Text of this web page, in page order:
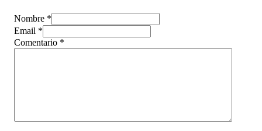
Nombre *
Email *
Comentario *